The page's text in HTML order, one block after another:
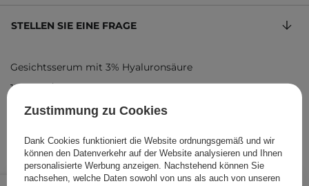
STELLEN SIE EINE FRAGE
Gesichtsserum mit 3% Hyaluronsäure
156,63 €
Produktcode: 21059
Zustimmung zu Cookies
Dank Cookies funktioniert die Website ordnungsgemäß und wir
können den Datenverkehr auf der Website analysieren und Ihnen
personalisierte Werbung anzeigen. Nachstehend können Sie
nachsehen, welche Daten sowohl von uns als auch von unseren